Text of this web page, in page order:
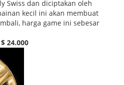
Swiss dan diciptakan oleh
kecil ini akan membuat
harga game ini sebesar
24.000